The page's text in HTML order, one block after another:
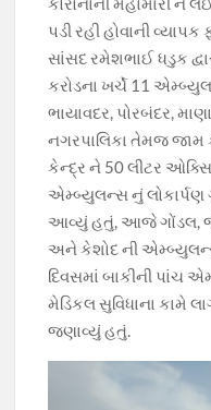
k
p
પડી રહી હોવાની
સાંસદ રમેશભાઈ ધડુક
કરોડના ખર્ચે 11
ભાયાવદર, પોરબંદર,
નગરપાલિકા તેમજ જામ
કેન્દ્ર ને 50 લીટર
એમ્બ્યુલન્સ નું લોકાર્પણ
આવ્યું હતું, આજે ગોંડલ,
અને કેશોદ ની
દિવસમાં બાકીની
મેડિકલ સુવિધાના કામે
જણાવ્યું હતું.